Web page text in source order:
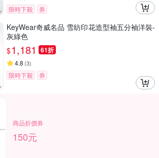
限時下殺 券
KeyWear奇威名品 雪紡印花造型袖五分袖洋裝-
灰綠色
$1,181 61折
4.8 (3)
限時下殺 券
商品折價券
150元